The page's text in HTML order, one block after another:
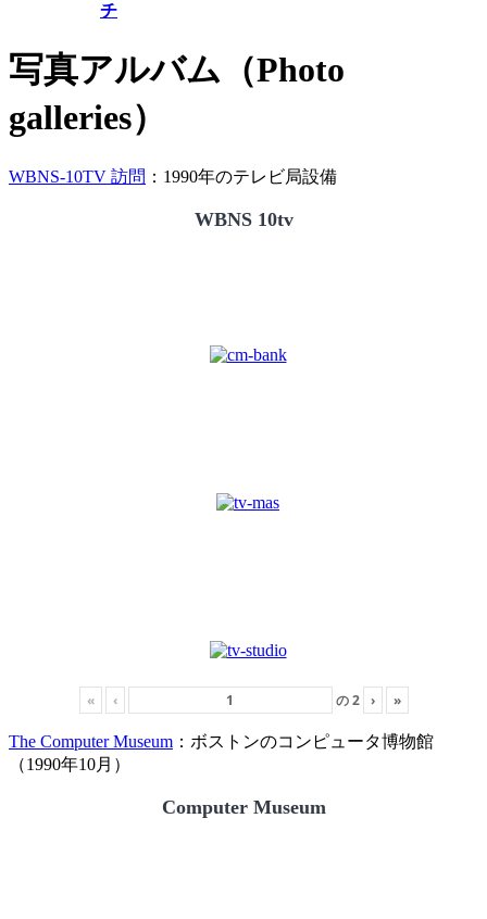
チ
写真アルバム（Photo
galleries）
WBNS-10TV 訪問 ：1990年のテレビ局設備
WBNS 10tv
« ‹ の2 › »
The Computer Museum ：ボストンのコンピュータ博物館
（1990年10月）
Computer Museum